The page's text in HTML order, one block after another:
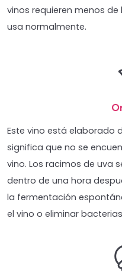
vinos requieren menos
usa normalmente.
Este vino está elaborado
significa que no se
vino. Los racimos de uva
dentro de una hora
la fermentación
el vino o eliminar